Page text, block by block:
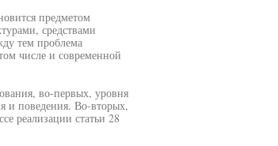
предметом
средствами
тем проблема
числе и современной
во-первых, уровня
и поведения. Во-вторых,
реализации статьи 28